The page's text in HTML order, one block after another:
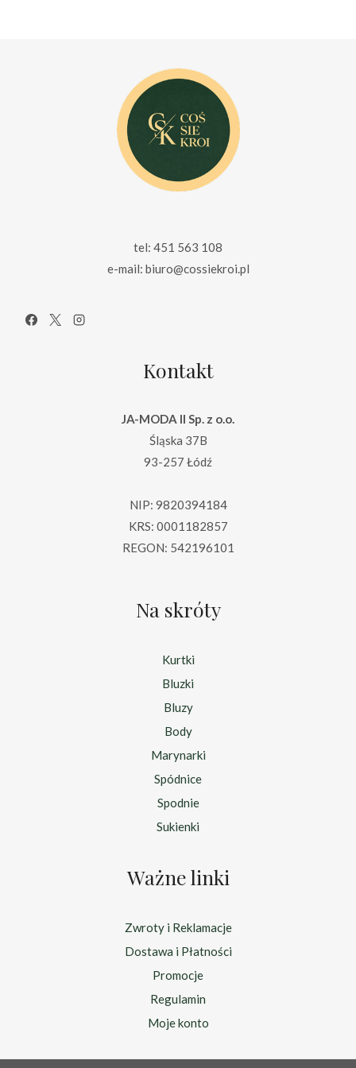
tel: 451 563 108
e-mail: biuro@cossiekroi.pl
Kontakt
JA-MODA II Sp. z o.o.
Śląska 37B
93-257 Łódź
NIP: 9820394184
KRS: 0001182857
REGON: 542196101
Na skróty
Kurtki
Bluzki
Bluzy
Body
Marynarki
Spódnice
Spodnie
Sukienki
Ważne linki
Zwroty i Reklamacje
Dostawa i Płatności
Promocje
Regulamin
Moje konto